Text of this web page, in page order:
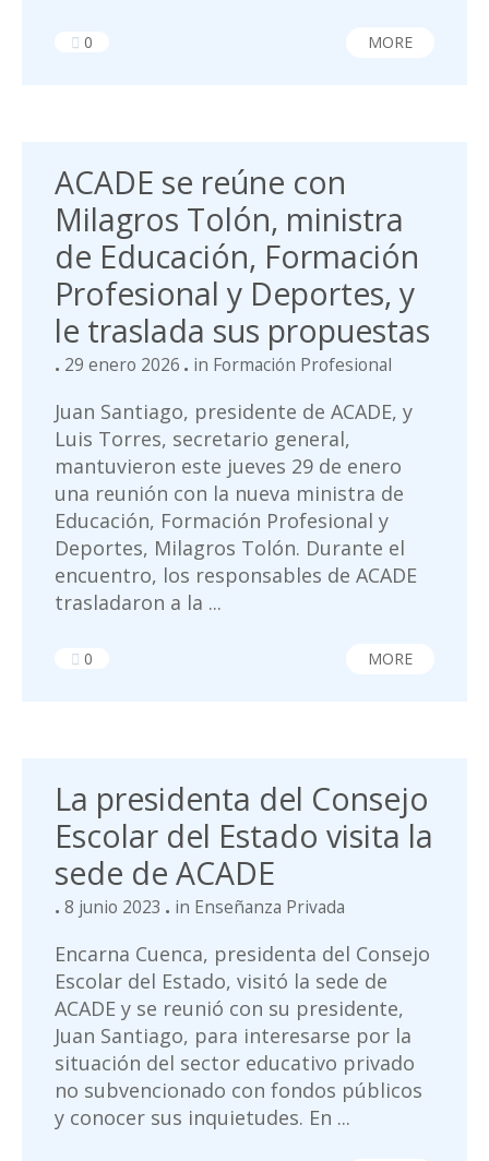
0 MORE
ACADE se reúne con
Milagros Tolón, ministra
de Educación, Formación
Profesional y Deportes, y
le traslada sus propuestas
29 enero 2026 in Formación Profesional
Juan Santiago, presidente de ACADE, y
Luis Torres, secretario general,
mantuvieron este jueves 29 de enero
una reunión con la nueva ministra de
Educación, Formación Profesional y
Deportes, Milagros Tolón. Durante el
encuentro, los responsables de ACADE
trasladaron a la ...
0 MORE
La presidenta del Consejo
Escolar del Estado visita la
sede de ACADE
8 junio 2023 in Enseñanza Privada
Encarna Cuenca, presidenta del Consejo
Escolar del Estado, visitó la sede de
ACADE y se reunió con su presidente,
Juan Santiago, para interesarse por la
situación del sector educativo privado
no subvencionado con fondos públicos
y conocer sus inquietudes. En ...